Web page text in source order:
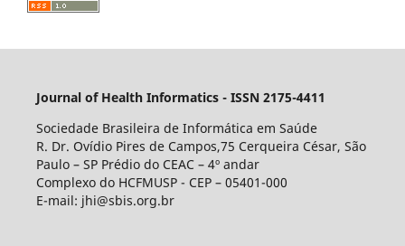
Journal of Health Informatics - ISSN 2175-4411
Sociedade Brasileira de Informática em Saúde
R. Dr. Ovídio Pires de Campos,75 Cerqueira César, São
Paulo – SP Prédio do CEAC – 4º andar
Complexo do HCFMUSP - CEP – 05401-000
E-mail: jhi@sbis.org.br